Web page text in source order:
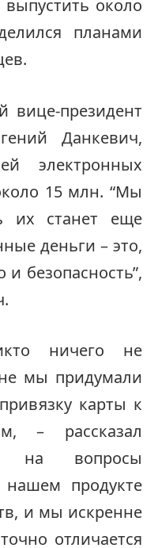
около
планами
вице-президент
Данкевич,
электронных
15 млн. “Мы
их станет еще
деньги – это,
и безопасность”,
ничего не
мы придумали
карты к
– рассказал
на вопросы
продукте
и мы искренне
отличается